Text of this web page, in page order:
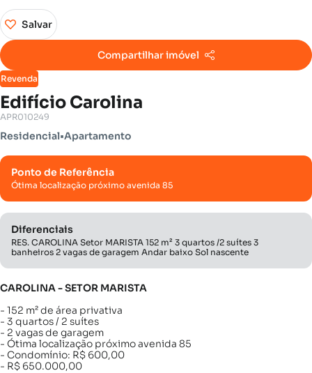
Revenda
Edifício Carolina
Salvar
Compartilhar imóvel
APR010249
Residencial•Apartamento
Ponto de Referência
Ótima localização próximo avenida 85
Diferenciais
RES. CAROLINA Setor MARISTA 152 m² 3 quartos /2 suítes 3
banheiros 2 vagas de garagem Andar baixo Sol nascente
CAROLINA - SETOR MARISTA
- 152 m² de área privativa
- 3 quartos / 2 suítes
- 2 vagas de garagem
- Ótima localização próximo avenida 85
- Condomínio: R$ 600,00
- R$ 650.000,00